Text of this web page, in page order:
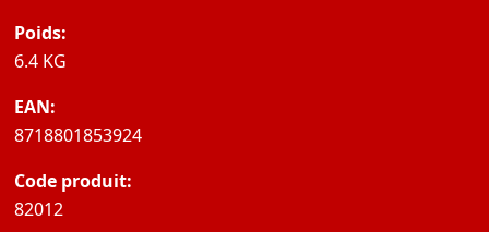
Poids:
6.4 KG
EAN:
8718801853924
Code produit:
82012